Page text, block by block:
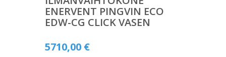
ENERVENT PINGVIN ECO
EDW-CG CLICK VASEN
5710,00 €